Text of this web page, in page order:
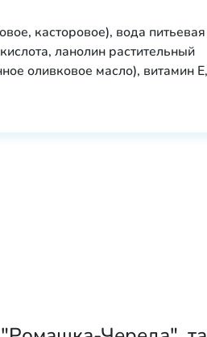
касторовое), вода питьевая
ланолин растительный
оливковое масло), витамин Е,